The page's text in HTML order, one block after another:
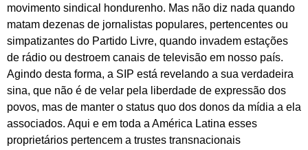
movimento sindical hondurenho. Mas não diz nada quando
matam dezenas de jornalistas populares, pertencentes ou
simpatizantes do Partido Livre, quando invadem estações
de rádio ou destroem canais de televisão em nosso país.
Agindo desta forma, a SIP está revelando a sua verdadeira
sina, que não é de velar pela liberdade de expressão dos
povos, mas de manter o status quo dos donos da mídia a ela
associados. Aqui e em toda a América Latina esses
proprietários pertencem a trustes transnacionais